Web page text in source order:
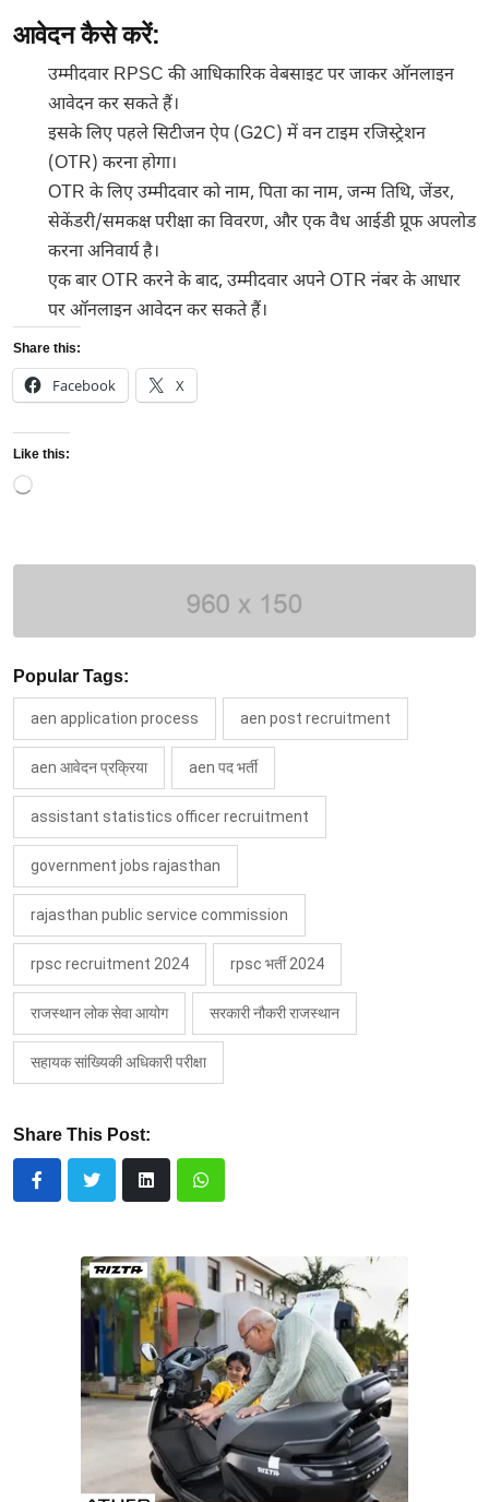
आवेदन कैसे करें:
उम्मीदवार RPSC की आधिकारिक वेबसाइट पर जाकर ऑनलाइन
आवेदन कर सकते हैं।
इसके लिए पहले सिटीजन ऐप (G2C) में वन टाइम रजिस्ट्रेशन
(OTR) करना होगा।
OTR के लिए उम्मीदवार को नाम, पिता का नाम, जन्म तिथि, जेंडर,
सेकेंडरी/समकक्ष परीक्षा का विवरण, और एक वैध आईडी प्रूफ अपलोड
करना अनिवार्य है।
एक बार OTR करने के बाद, उम्मीदवार अपने OTR नंबर के आधार
पर ऑनलाइन आवेदन कर सकते हैं।
Share this:
Facebook X
Like this:
Loading…
Popular Tags:
aen application process aen post recruitment
aen आवेदन प्रक्रिया aen पद भर्ती
assistant statistics officer recruitment
government jobs rajasthan
rajasthan public service commission
rpsc recruitment 2024 rpsc भर्ती 2024
राजस्थान लोक सेवा आयोग सरकारी नौकरी राजस्थान
सहायक सांख्यिकी अधिकारी परीक्षा
Share This Post: